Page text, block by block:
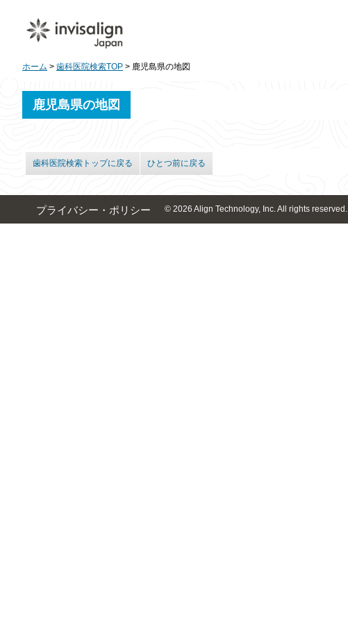
ホーム > 歯科医院検索TOP > 鹿児島県の地図
鹿児島県の地図
歯科医院検索トップに戻る ひとつ前に戻る
プライバシー・ポリシー © 2026 Align Technology, Inc. All rights reserved.